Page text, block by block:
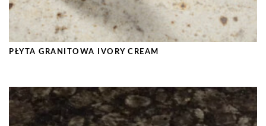
PŁYTA GRANITOWA IVORY CREAM